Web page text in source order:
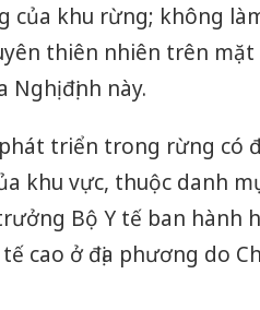
của khu rừng; không
thiên nhiên trên
định này.
triển trong rừng có
khu vực, thuộc danh
Bộ Y tế ban hành
cao ở địa phương do